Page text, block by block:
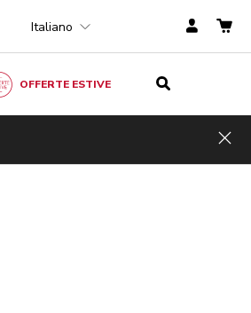
Italiano
OFFERTE ESTIVE